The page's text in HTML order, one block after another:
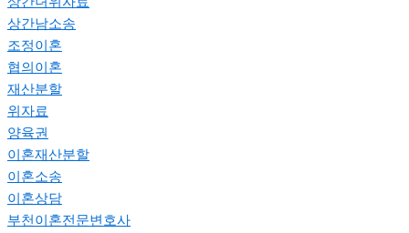
상간남소송
조정이혼
협의이혼
재산분할
위자료
양육권
이혼재산분할
이혼소송
이혼상담
부천이혼전문변호사